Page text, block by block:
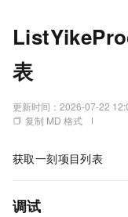
表
更新时间： 2026-07-22
复制 MD 格式
获取一刻项目列表
调试